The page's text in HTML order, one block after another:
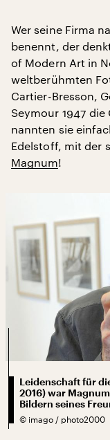
Wer seine Firma
benennt, der
of Modern Art in
weltberühmten
Cartier-Bresson,
Seymour 1947
nannten sie
Edelstoff, mit der
Magnum!
Leidenschaft für
2016) war
Bildern seines
© imago / photo2000